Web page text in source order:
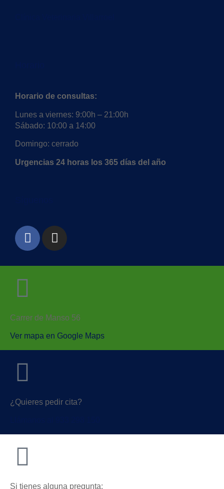
Horario de consultas:
Lunes a viernes: 9:00h – 21:00h
Sábado: 10:00 a 14:00
Domingo: cerrado
Urgencias 24 horas los 365 días del año
Carrer de Manso 56
Ver mapa en Google Maps
¿Quieres pedir cita?
Si tienes alguna pregunta: